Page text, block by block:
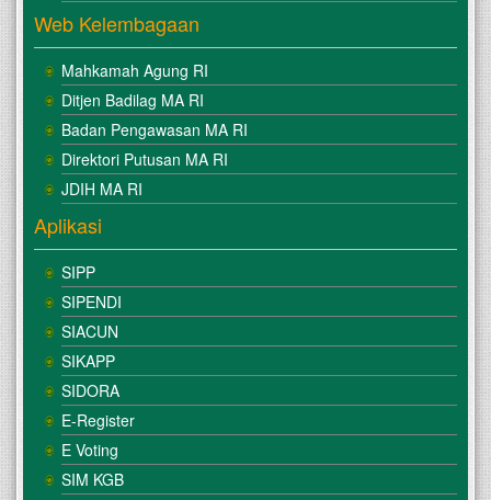
Web Kelembagaan
Mahkamah Agung RI
Ditjen Badilag MA RI
Badan Pengawasan MA RI
Direktori Putusan MA RI
JDIH MA RI
Aplikasi
SIPP
SIPENDI
SIACUN
SIKAPP
SIDORA
E-Register
E Voting
SIM KGB